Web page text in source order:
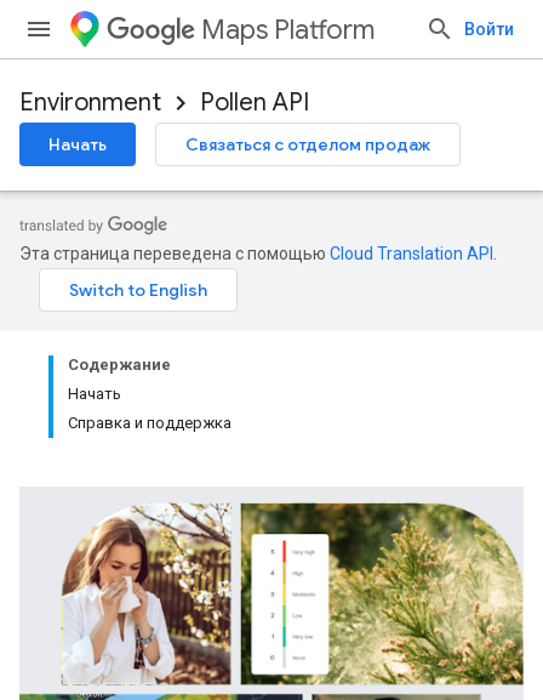
Maps Platform Войти
Environment Pollen API
Начать Связаться с отделом продаж
Эта страница переведена с помощью Cloud Translation API
Содержание
Начать
Справка и поддержка